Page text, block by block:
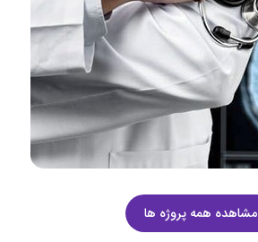
مشاهده همه پروژه ها